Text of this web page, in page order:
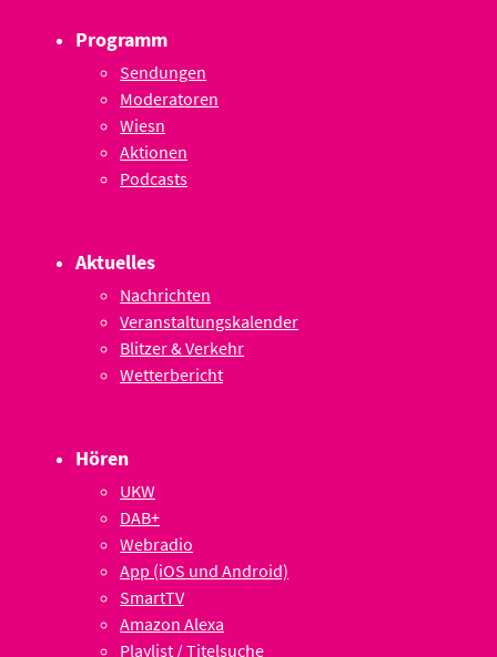
Programm
Sendungen
Moderatoren
Wiesn
Aktionen
Podcasts
Aktuelles
Nachrichten
Veranstaltungskalender
Blitzer & Verkehr
Wetterbericht
Hören
UKW
DAB+
Webradio
App (iOS und Android)
SmartTV
Amazon Alexa
Playlist / Titelsuche